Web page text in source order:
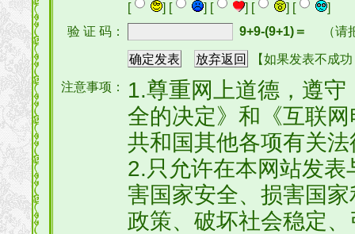
[
] [ ] [ ] [ ] [
]
验 证 码：
9+9-(9+1)＝ （
【如果发表不成
注意事项：
1.尊重网上道德，遵
全的决定》和《互联
共和国其他各项有关
2.只允许在本网站发
害国家安全、损害国
政策、破坏社会稳定